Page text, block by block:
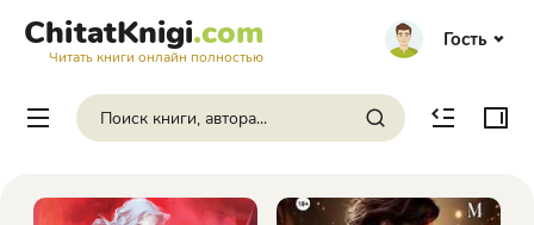
ChitatKnigi.com
Читать книги онлайн полностью
Гость